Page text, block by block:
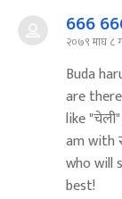
666
२०७९ माघ ८
Buda
are
like
am with
who will
best!